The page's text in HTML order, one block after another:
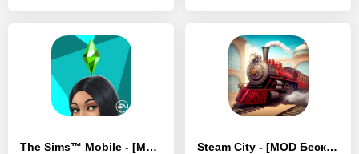
The Sims™ Mobile - [MOD Много монет] Steam City - [MOD Бесконечные деньги]